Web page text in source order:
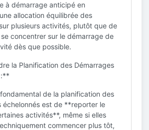
à démarrage anticipé en
allocation équilibrée des
plusieurs activités, plutôt que de
concentrer sur le démarrage de
dès que possible.
la Planification des Démarrages
:**
de la planification des
échelonnés est de **reporter le
activités**, même si elles
commencer plus tôt,